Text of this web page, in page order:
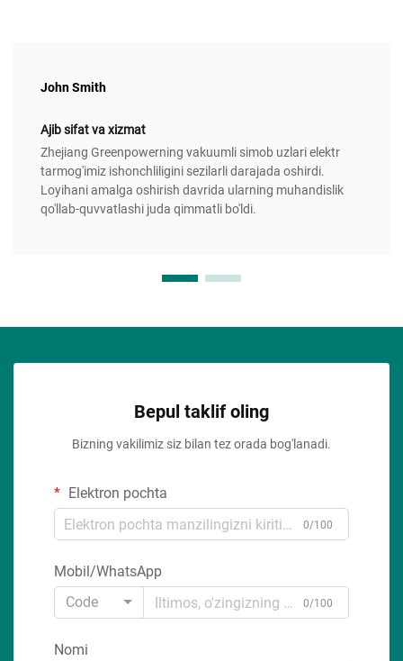
John Smith
Ajib sifat va xizmat
Zhejiang Greenpowerning vakuumli simob uzlari elektr
tarmog'imiz ishonchliligini sezilarli darajada oshirdi.
Loyihani amalga oshirish davrida ularning muhandislik
qo'llab-quvvatlashi juda qimmatli bo'ldi.
Bepul taklif oling
Bizning vakilimiz siz bilan tez orada bog'lanadi.
Elektron pochta
0/100
Mobil/WhatsApp
Code
0/100
Nomi